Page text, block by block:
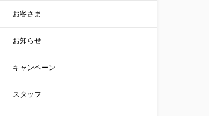
お客さま
お知らせ
キャンペーン
スタッフ